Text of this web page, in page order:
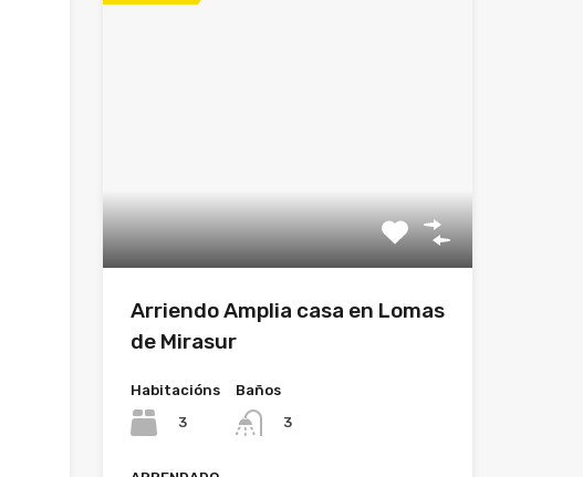
Arriendo Amplia casa en Lomas
de Mirasur
Habitacións
3
Baños
3